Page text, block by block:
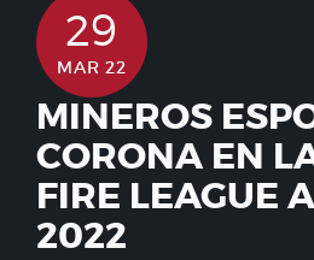
29
MAR 22
MINEROS
CORONA EN
FIRE LEAGUE
2022